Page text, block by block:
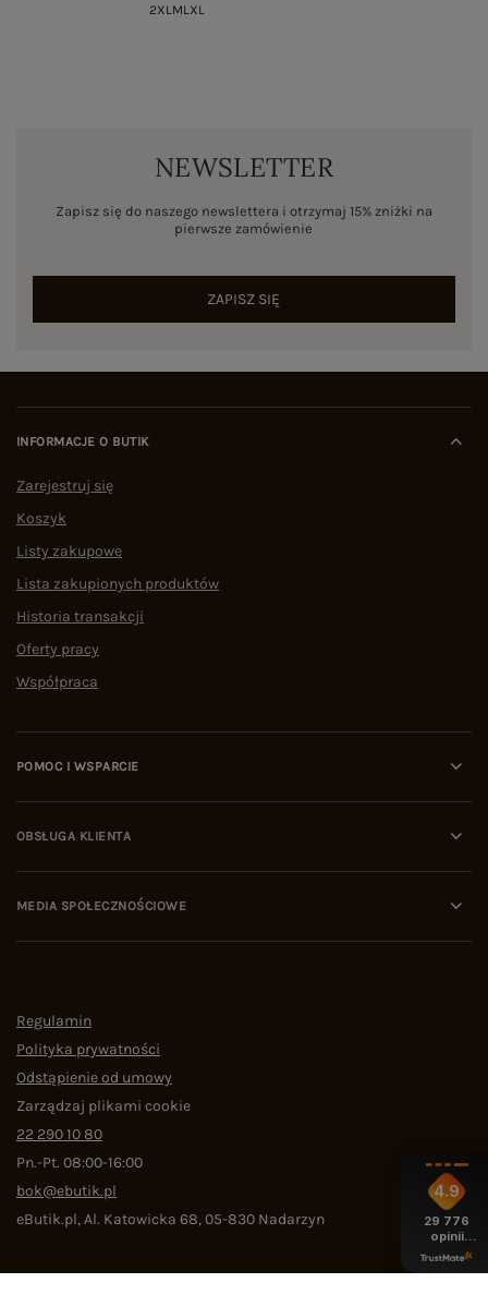
2XL ML XL
NEWSLETTER
Zapisz się do naszego newslettera i otrzymaj 15% zniżki na
pierwsze zamówienie
ZAPISZ SIĘ
INFORMACJE O BUTIK
Zarejestruj się
Koszyk
Listy zakupowe
Lista zakupionych produktów
Historia transakcji
Oferty pracy
Współpraca
POMOC I WSPARCIE
OBSŁUGA KLIENTA
MEDIA SPOŁECZNOŚCIOWE
Regulamin
Polityka prywatności
Odstąpienie od umowy
Zarządzaj plikami cookie
22 290 10 80
Pn.-Pt. 08:00-16:00
bok@ebutik.pl
eButik.pl,Al. Katowicka 68,05-830 Nadarzyn
4.9
29 776
opinii
z całego